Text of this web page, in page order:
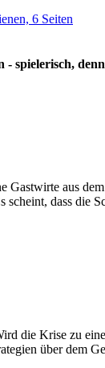
6 Seiten
spielerisch,
aus
dass
die Krise zu
über dem